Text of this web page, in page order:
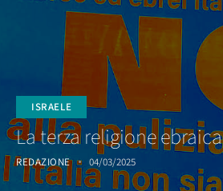
ISRAELE
La terza religione ebraica
REDAZIONE 04/03/2025